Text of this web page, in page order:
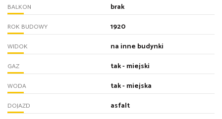
BALKON brak
ROK BUDOWY 1920
WIDOK na inne budynki
GAZ tak - miejski
WODA tak - miejska
DOJAZD asfalt